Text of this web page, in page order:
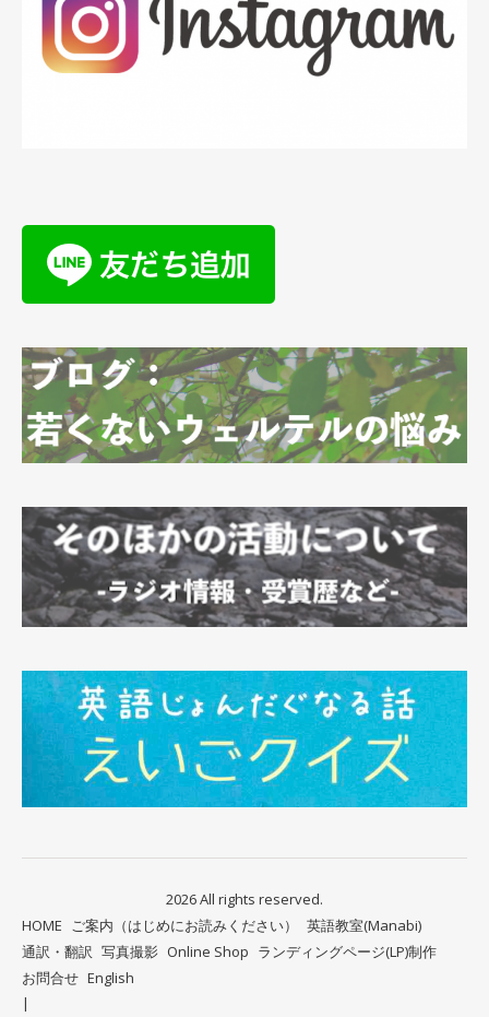
2026 All rights reserved.
HOME
ご案内（はじめにお読みください）
英語教室(Manabi)
通訳・翻訳 写真撮影 Online Shop ランディングページ(LP)制作
お問合せ English